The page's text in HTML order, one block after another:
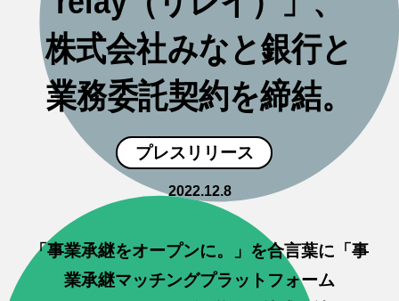
株式会社みなと銀行と
業務委託契約を締結。
プレスリリース
2022.12.8
「事業承継をオープンに。」を合言葉に「事
業承継マッチングプラットフォーム